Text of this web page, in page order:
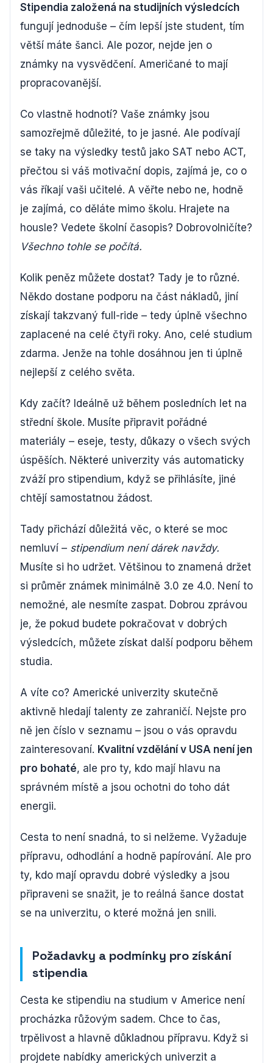
Stipendia založená na studijních výsledcích
fungují jednoduše – čím lepší jste student, tím
větší máte šanci. Ale pozor, nejde jen o
známky na vysvědčení. Američané to mají
propracovanější.
Co vlastně hodnotí? Vaše známky jsou
samozřejmě důležité, to je jasné. Ale podívají
se taky na výsledky testů jako SAT nebo ACT,
přečtou si váš motivační dopis, zajímá je, co o
vás říkají vaši učitelé. A věřte nebo ne, hodně
je zajímá, co děláte mimo školu. Hrajete na
housle? Vedete školní časopis? Dobrovolničíte?
Všechno tohle se počítá.
Kolik peněz můžete dostat? Tady je to různé.
Někdo dostane podporu na část nákladů, jiní
získají takzvaný full-ride – tedy úplně všechno
zaplacené na celé čtyři roky. Ano, celé studium
zdarma. Jenže na tohle dosáhnou jen ti úplně
nejlepší z celého světa.
Kdy začít? Ideálně už během posledních let na
střední škole. Musíte připravit pořádné
materiály – eseje, testy, důkazy o všech svých
úspěších. Některé univerzity vás automaticky
zváží pro stipendium, když se přihlásíte, jiné
chtějí samostatnou žádost.
Tady přichází důležitá věc, o které se moc
nemluví – stipendium není dárek navždy.
Musíte si ho udržet. Většinou to znamená držet
si průměr známek minimálně 3.0 ze 4.0. Není to
nemožné, ale nesmíte zaspat. Dobrou zprávou
je, že pokud budete pokračovat v dobrých
výsledcích, můžete získat další podporu během
studia.
A víte co? Americké univerzity skutečně
aktivně hledají talenty ze zahraničí. Nejste pro
ně jen číslo v seznamu – jsou o vás opravdu
zainteresovaní. Kvalitní vzdělání v USA není jen
pro bohaté, ale pro ty, kdo mají hlavu na
správném místě a jsou ochotni do toho dát
energii.
Cesta to není snadná, to si nelžeme. Vyžaduje
přípravu, odhodlání a hodně papírování. Ale pro
ty, kdo mají opravdu dobré výsledky a jsou
připraveni se snažit, je to reálná šance dostat
se na univerzitu, o které možná jen snili.
Požadavky a podmínky pro získání
stipendia
Cesta ke stipendiu na studium v Americe není
procházka růžovým sadem. Chce to čas,
trpělivost a hlavně důkladnou přípravu. Když si
projdete nabídky amerických univerzit a